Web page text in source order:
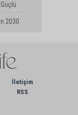
2030
İletişim
RSS